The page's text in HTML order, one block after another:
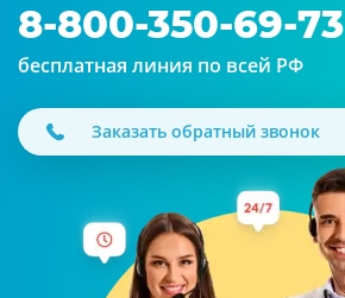
8-800-350-69-73
бесплатная линия по всей РФ
Заказать обратный звонок